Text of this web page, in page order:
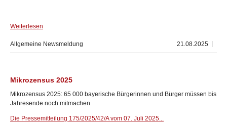
Weiterlesen
21.08.2025
Allgemeine Newsmeldung
Mikrozensus 2025
Mikrozensus 2025: 65 000 bayerische Bürgerinnen und Bürger müssen bis
Jahresende noch mitmachen
Die Pressemitteilung 175/2025/42/A vom 07. Juli 2025...